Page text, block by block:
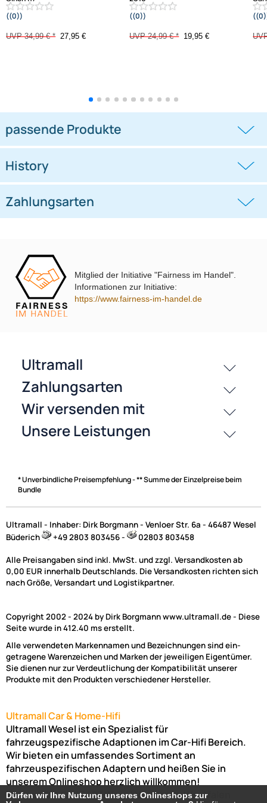
ACV AUX Adapter kompatibel mit
Volvo XC90 2004-2014 auf 2 x
Cinch (f)
((0))
ACV 1424-11 AUX Adapter
kompatibel mit Ford Fiesta 2008-
2010
passende Produkte
Zahlungsarten
Mitglied der Initiative "Fairness im Handel".
Informationen zur Initiative:
https://www.fairness-im-handel.de
* Unverbindliche Preisempfehlung - ** Summe der Einzelpreise beim
Bundle
Ultramall - Inhaber: Dirk Borgmann - Venloer Str. 6a - 46487 Wesel
Büderich
+49 2803 803456 - 02803 803458
Alle Preisangaben sind inkl. MwSt. und zzgl. Versandkosten ab
0,00 EUR innerhalb Deutschlands. Die Versandkosten richten sich
nach Größe, Versandart und Logistikpartner.
Copyright 2002 - 2024 by Dirk Borgmann www.ultramall.de - Diese
Seite wurde in 412.40 ms erstellt.
Alle verwendeten Markennamen und Bezeichnungen sind ein-
getragene Warenzeichen und Marken der jeweiligen Eigentümer.
Sie dienen nur zur Verdeutlichung der Kompatibilität unserer
Produkte mit den Produkten verschiedener Hersteller.
Ultramall Car & Home-Hifi
Ultramall Wesel ist ein Spezialist für
fahrzeugspezifische Adaptionen im Car-Hifi Bereich.
Wir bieten ein umfassendes Sortiment an
fahrzeuspezifischen Adaptern und heißen Sie in
unserem Onlineshop herzlich willkommen!
Venloer Str. 6a46487 WeselNordrhein-Westfalen
Dürfen wir Ihre Nutzung unseres Onlineshops zur
Dürfen wir Ihre Nutzung unseres Onlineshops zur